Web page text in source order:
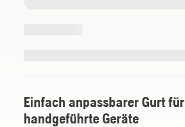
Einfach anpassbarer Gurt für
handgeführte Geräte